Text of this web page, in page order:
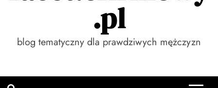
.pl
blog tematyczny dla prawdziwych mężczyzn